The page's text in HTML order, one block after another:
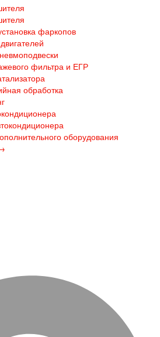
фаркопов
фильтра и ЕГР
обработка
оборудования